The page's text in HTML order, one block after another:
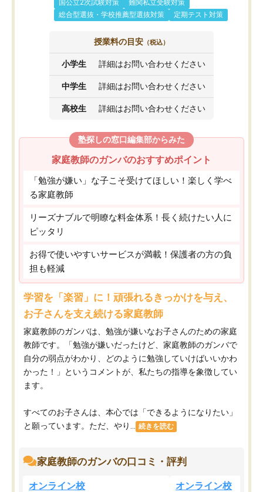
国公立2次試験対策
難関私立受験対策
総合型選抜・学校推薦型選抜対策
定期テスト対策
授業料の目安 （税込）
小学生 詳細はお問い合わせください
中学生 詳細はお問い合わせください
高校生 詳細はお問い合わせください
塾探しの窓口編集部からみた
家庭教師のガンバのおすすめポイント
「勉強が嫌い」な子こそ受けてほしい！楽しく学べ
る家庭教師
リーズナブルで明瞭な料金体系！長く続けたい人に
ピッタリ
お得で使いやすいサービスが満載！保護者の方の負
担も軽減
学習を「楽習」に！頑張れるきっかけを与え、
お子さんを支え続ける家庭教師
家庭教師のガンバは、勉強が嫌いなお子さんのための家庭
教師です。「勉強が嫌いだったけど、家庭教師のガンバで
自分の弱点がわかり、どのように勉強していけばいいかわ
かった！」というコメントが、私たちの指導を象徴してい
ます。
すべてのお子さんは、本心では「できるようになりたい」
と願っています。ただ、やり...
続きを読む
家庭教師のガンバの口コミ・評判
オンライン校 オンライン校